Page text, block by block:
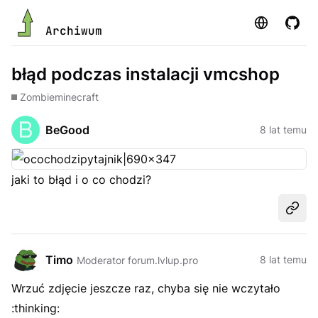
Archiwum Strona
błąd podczas instalacji vmcshop
Zombieminecraft
BeGood 8 lat temu
jaki to błąd i o co chodzi?
Timo Moderator forum.lvlup.pro 8 lat temu
Wrzuć zdjęcie jeszcze raz, chyba się nie wczytało
:thinking: